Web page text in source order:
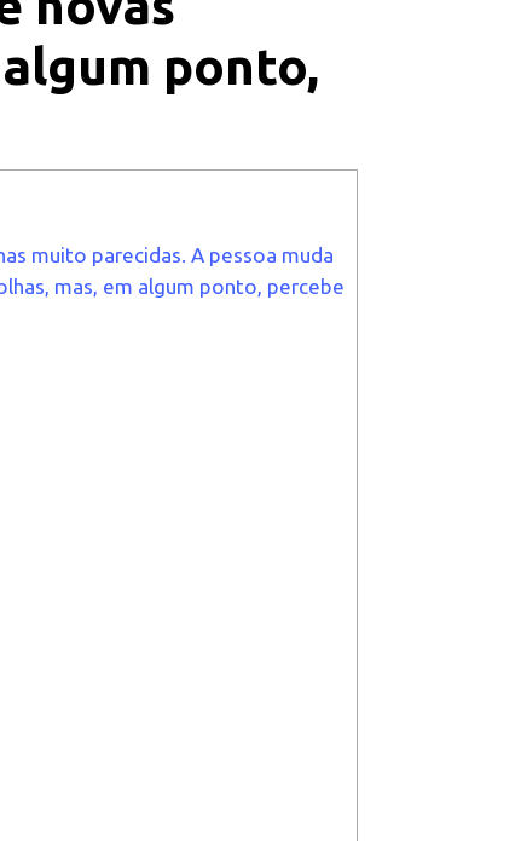
ponto,
muito parecidas. A pessoa muda
mas, em algum ponto, percebe